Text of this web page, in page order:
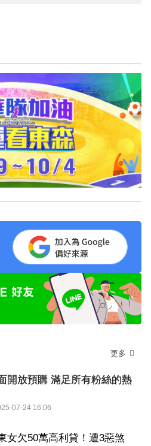
更多
開放預購 滿足所有粉絲的熱
07-24 16:06
女欠50萬高利貸！遭3惡煞